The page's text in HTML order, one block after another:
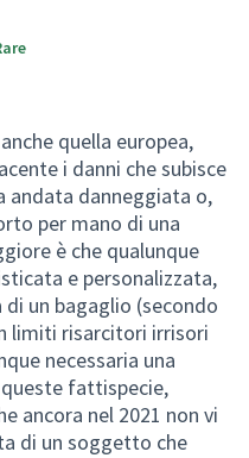
quella europea,
i danni che subisce
andata danneggiata o,
per mano di una
è che qualunque
e personalizzata,
un bagaglio (secondo
limiti risarcitori irrisori
necessaria una
fattispecie,
ancora nel 2021 non vi
di un soggetto che